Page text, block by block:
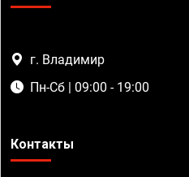
г. Владимир
Пн-Сб | 09:00 - 19:00
Контакты